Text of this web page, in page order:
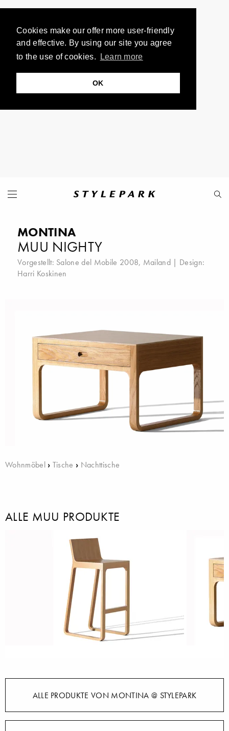
Cookies make our offer more user-friendly
and effective. By using our site you agree
to the use of cookies.
Learn more
OK
MONTINA
MUU NIGHTY
Vorgestellt: Salone del Mobile 2008, Mailand | Design:
Harri Koskinen
Wohnmöbel› Tische › Nachttische
ALLE MUU PRODUKTE
ALLE PRODUKTE VON MONTINA @ STYLEPARK